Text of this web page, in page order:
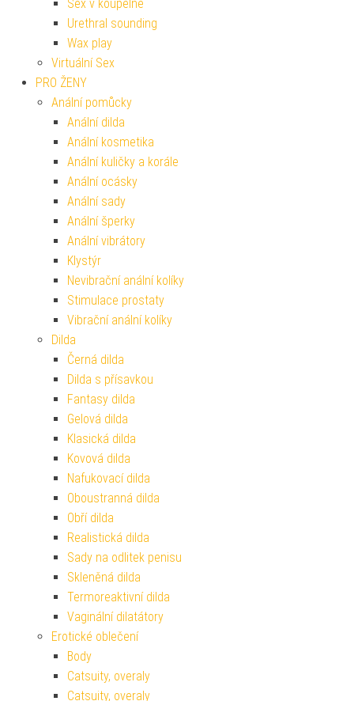
Sex v koupelně
Urethral sounding
Wax play
Virtuální Sex
PRO ŽENY
Anální pomůcky
Anální dilda
Anální kosmetika
Anální kuličky a korále
Anální ocásky
Anální sady
Anální šperky
Anální vibrátory
Klystýr
Nevibrační anální kolíky
Stimulace prostaty
Vibrační anální kolíky
Dilda
Černá dilda
Dilda s přísavkou
Fantasy dilda
Gelová dilda
Klasická dilda
Kovová dilda
Nafukovací dilda
Oboustranná dilda
Obří dilda
Realistická dilda
Sady na odlitek penisu
Skleněná dilda
Termoreaktivní dilda
Vaginální dilatátory
Erotické oblečení
Body
Catsuity, overaly
Catsuity, overaly